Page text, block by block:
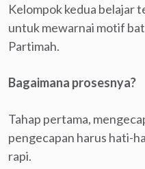
Kelompok kedua belajar
untuk mewarnai motif
Partimah.
Bagaimana prosesnya?
Tahap pertama,
pengecapan harus hati-
rapi.